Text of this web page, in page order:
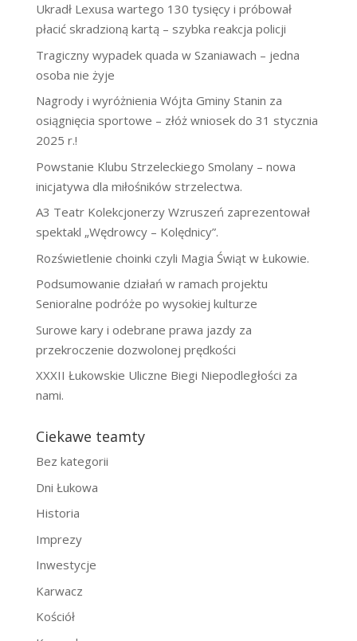
Ukradł Lexusa wartego 130 tysięcy i próbował
płacić skradzioną kartą – szybka reakcja policji
Tragiczny wypadek quada w Szaniawach – jedna
osoba nie żyje
Nagrody i wyróżnienia Wójta Gminy Stanin za
osiągnięcia sportowe – złóż wniosek do 31 stycznia
2025 r.!
Powstanie Klubu Strzeleckiego Smolany – nowa
inicjatywa dla miłośników strzelectwa.
A3 Teatr Kolekcjonerzy Wzruszeń zaprezentował
spektakl „Wędrowcy – Kolędnicy”.
Rozświetlenie choinki czyli Magia Świąt w Łukowie.
Podsumowanie działań w ramach projektu
Senioralne podróże po wysokiej kulturze
Surowe kary i odebrane prawa jazdy za
przekroczenie dozwolonej prędkości
XXXII Łukowskie Uliczne Biegi Niepodległości za
nami.
Ciekawe teamty
Bez kategorii
Dni Łukowa
Historia
Imprezy
Inwestycje
Karwacz
Kościół